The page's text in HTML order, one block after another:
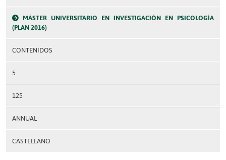
MÁSTER UNIVERSITARIO EN INVESTIGACIÓN EN PSICOLOGÍA
(PLAN 2016)
CONTENIDOS
5
125
ANNUAL
CASTELLANO